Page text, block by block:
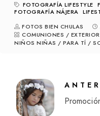
FOTOGRAFÍA LIFESTYLE
FOTOGRAFÍA NÁJERA
FOTOS BIEN CHULAS
COMUNIONES / EXTERIOR
NIÑOS NIÑAS / PARA TÍ /